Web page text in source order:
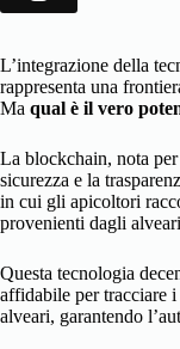
L’integrazione della
rappresenta una
Ma qual è il vero
La blockchain, nota
sicurezza e la
in cui gli apicoltori
provenienti dagli
Questa tecnologia
affidabile per tracciare
alveari, garantendo